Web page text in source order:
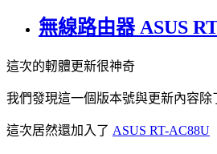
無線路由器 ASUS
這次的軔體更新很神奇
我們發現這一個版本號與更新內容除
這次居然還加入了 ASUS RT-AC88U